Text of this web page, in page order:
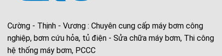
Cường - Thịnh - Vương : Chuyên cung cấp máy bơm công
nghiệp, bơm cứu hỏa, tủ điện - Sửa chữa máy bơm, Thi công
hệ thống máy bơm, PCCC